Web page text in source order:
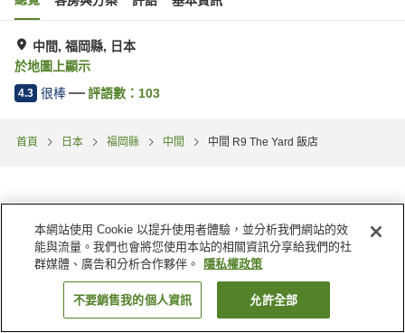
中間, 福岡縣, 日本
於地圖上顯示
4.3 很棒 評語數： 103
首頁 日本 福岡縣 中間 中間 R9 The Yard 飯店
找客房
本網站使用 Cookie 以提升使用者體驗，並分析我們網站的效
能與流量。我們也會將您使用本站的相關資訊分享給我們的社
群媒體、廣告和分析合作夥伴。
隱私權政策
不要銷售我的個人資訊 允許全部